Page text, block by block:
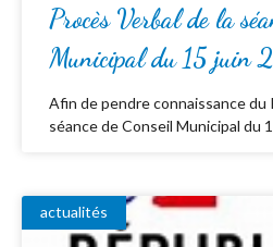
Procès Verbal de la
Municipal du 15 juin
Afin de pendre connaissance du
séance de Conseil Municipal du
actualités